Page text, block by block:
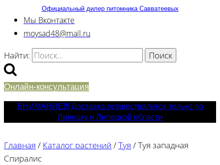
Официальный дилер питомника Савватеевых
Мы Вконтакте
moysad48@mail.ru
Найти:
Онлайн-консультация
ВНИМАНИЕ!!! Доставка осуществялется только по
Липецку и Липецкой области
Главная / Каталог растений /Туя /Туя западная
Спиралис